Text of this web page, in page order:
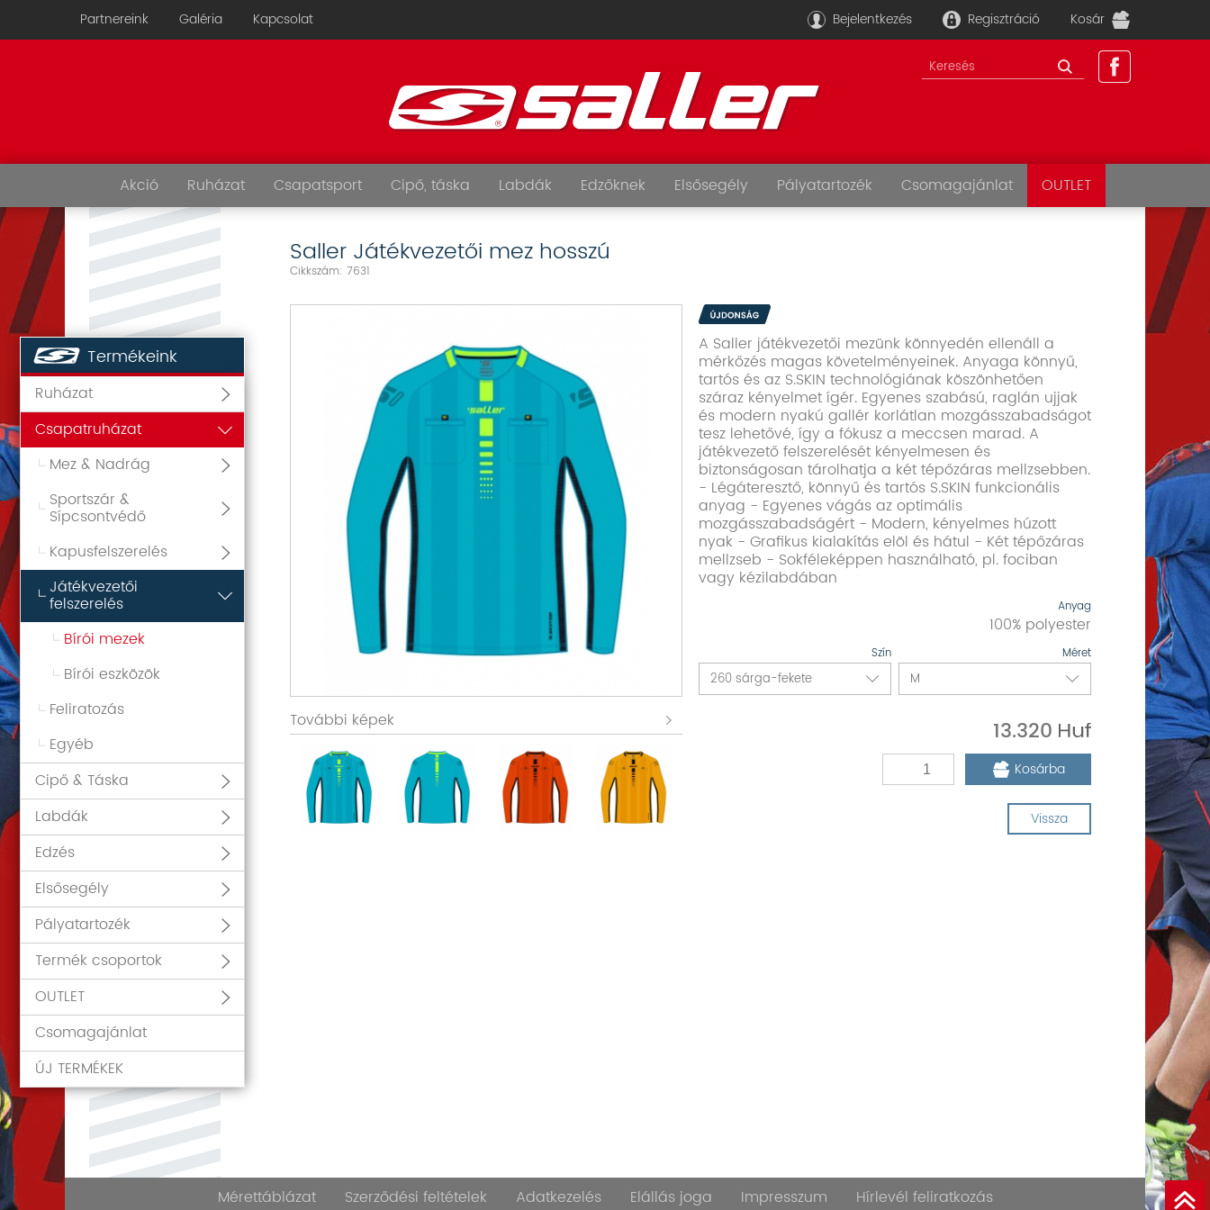
Partnereink Galéria Kapcsolat Bejelentkezés Regisztráció Kosár
Akció Ruházat Csapatsport Cipő, táska Labdák Edzőknek Elsősegély Pályatartozék Csomagajánlat OUTLET
Termékeink
Ruházat
Csapatruházat
Mez & Nadrág
Sportszár &
Sípcsontvédő
Kapusfelszerelés
Játékvezetői
felszerelés
Bírói mezek
Bírói eszközök
Feliratozás
Egyéb
Cipő & Táska
Labdák
Edzés
Elsősegély
Pályatartozék
Termék csoportok
OUTLET
Csomagajánlat
ÚJ TERMÉKEK
Saller Játékvezetői mez hosszú
Cikkszám: 7631
További képek
A Saller játékvezetői mezünk könnyedén ellenáll a
mérkőzés magas követelményeinek. Anyaga könnyű,
tartós és az S.SKIN technológiának köszönhetően
száraz kényelmet ígér. Egyenes szabású, raglán ujjak
és modern nyakú gallér korlátlan mozgásszabadságot
tesz lehetővé, így a fókusz a meccsen marad. A
játékvezető felszerelését kényelmesen és
biztonságosan tárolhatja a két tépőzáras mellzsebben.
- Légáteresztő, könnyű és tartós S.SKIN funkcionális
anyag - Egyenes vágás az optimális
mozgásszabadságért - Modern, kényelmes húzott
nyak - Grafikus kialakítás elöl és hátul - Két tépőzáras
mellzseb - Sokféleképpen használható, pl. fociban
vagy kézilabdában
Szín Méret
Anyag
100% polyester
13.320
Kosárba
Vissza
Mérettáblázat Szerződési feltételek Adatkezelés Elállás joga Impresszum Hírlevél feliratkozás